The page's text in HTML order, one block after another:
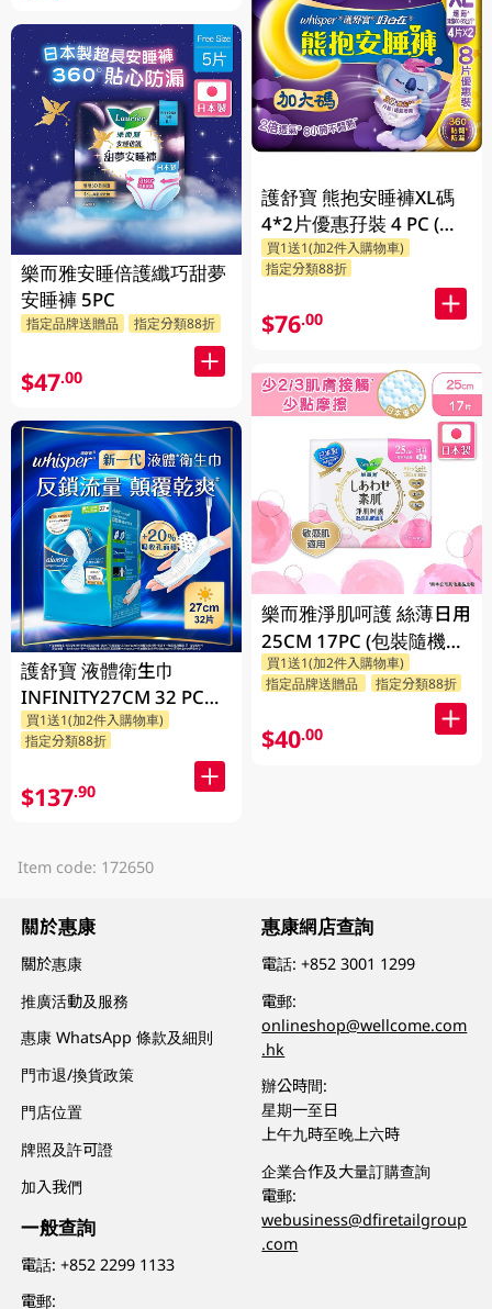
樂而雅安睡倍護纖巧甜夢
安睡褲 5PC
指定品牌送贈品 指定分類88折
$47.00
護舒寶 液體衛生巾
INFINITY27CM 32 PC
(包裝隨機發放)
買1送1(加2件入購物車)
指定分類88折
$137.90
護舒寶 熊抱安睡褲XL碼
4*2片優惠孖裝 4 PC (包
裝隨機發放)
買1送1(加2件入購物車)
指定分類88折
$76.00
樂而雅淨肌呵護 絲薄日用
25CM 17PC (包裝隨機發
放)
買1送1(加2件入購物車)
指定品牌送贈品
指定分類88折
$40.00
Item code: 172650
關於惠康
關於惠康
推廣活動及服務
惠康 WhatsApp 條款及細則
門市退/換貨政策
門店位置
牌照及許可證
加入我們
一般查詢
電話:+852 2299 1133
電郵:
惠康網店查詢
電話:+852 3001 1299
電郵:
onlineshop@wellcome.com
.hk
辦公時間:
星期一至日
上午九時至晚上六時
企業合作及大量訂購查詢
電郵:
webusiness@dfiretailgroup
.com